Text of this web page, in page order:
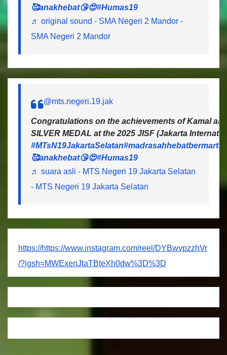
🥰anakhebat😘😍#Humas19
♬ original sound - SMA Negeri 2 Mandor -
SMA Negeri 2 Mandor
@mts.negeri.19.jak
Congratulations on the achievements of Kamal
SILVER MEDAL at the 2025 JISF (Jakarta
#MTsN19JakartaSelatan
🥰anakhebat😘😍#Humas19
♬ suara asli - MTS Negeri 19 Jakarta Selatan
- MTS Negeri 19 Jakarta Selatan
https://https://www.instagram.com/reel/DYBwvpzzhVr
/?igsh=MWExenJtaTBteXh0dw%3D%3D